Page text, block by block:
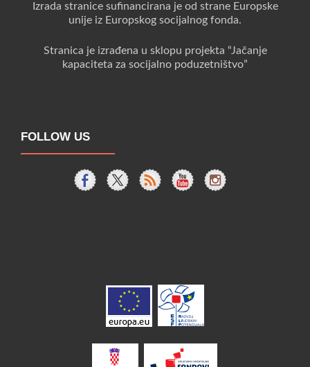
Izrada stranice sufinancirana je od strane Europske
unije iz Europskog socijalnog fonda.
Stranica je izrađena u sklopu projekta “Jačanje
kapaciteta za socijalno poduzetništvo”
FOLLOW US